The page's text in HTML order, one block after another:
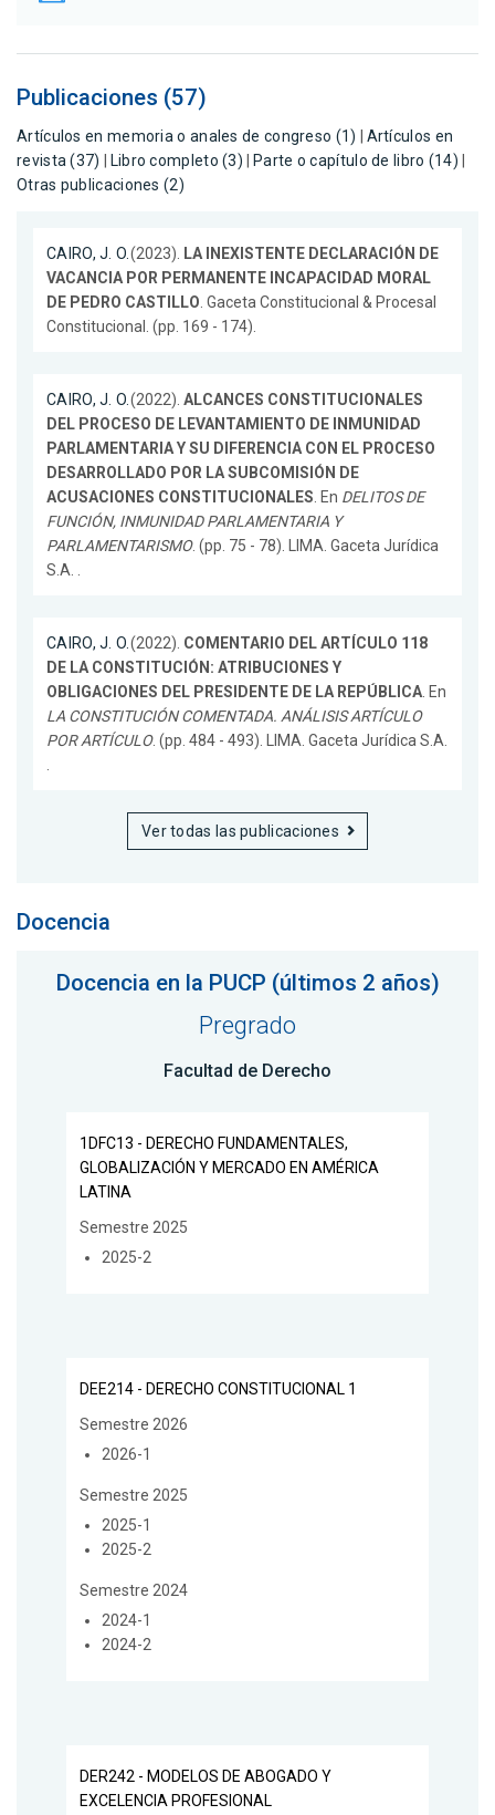
Publicaciones (57)
Artículos en memoria o anales de congreso (1)
Artículos en
revista (37)
Libro completo (3) Parte o capítulo de libro (14)
Otras publicaciones (2)
CAIRO, J. O. (2023).
LA INEXISTENTE DECLARACIÓN DE
VACANCIA POR PERMANENTE INCAPACIDAD MORAL
DE PEDRO CASTILLO . Gaceta Constitucional & Procesal
Constitucional. (pp. 169 - 174).
CAIRO, J. O. (2022). ALCANCES CONSTITUCIONALES
DEL PROCESO DE LEVANTAMIENTO DE INMUNIDAD
PARLAMENTARIA Y SU DIFERENCIA CON EL PROCESO
DESARROLLADO POR LA SUBCOMISIÓN DE
ACUSACIONES CONSTITUCIONALES . En DELITOS DE
FUNCIÓN, INMUNIDAD PARLAMENTARIA Y
PARLAMENTARISMO. (pp. 75 - 78). LIMA. Gaceta Jurídica
S.A. .
CAIRO, J. O. (2022). COMENTARIO DEL ARTÍCULO 118
DE LA CONSTITUCIÓN: ATRIBUCIONES Y
OBLIGACIONES DEL PRESIDENTE DE LA REPÚBLICA . En
LA CONSTITUCIÓN COMENTADA. ANÁLISIS ARTÍCULO
POR ARTÍCULO. (pp. 484 - 493). LIMA. Gaceta Jurídica S.A.
Ver todas las publicaciones
Docencia
Docencia en la PUCP (últimos 2 años)
Pregrado
Facultad de Derecho
1DFC13 - DERECHO FUNDAMENTALES,
GLOBALIZACIÓN Y MERCADO EN AMÉRICA
LATINA
Semestre 2025
2025-2
DEE214 - DERECHO CONSTITUCIONAL 1
Semestre 2026
2026-1
Semestre 2025
2025-1
2025-2
Semestre 2024
2024-1
2024-2
DER242 - MODELOS DE ABOGADO Y
EXCELENCIA PROFESIONAL